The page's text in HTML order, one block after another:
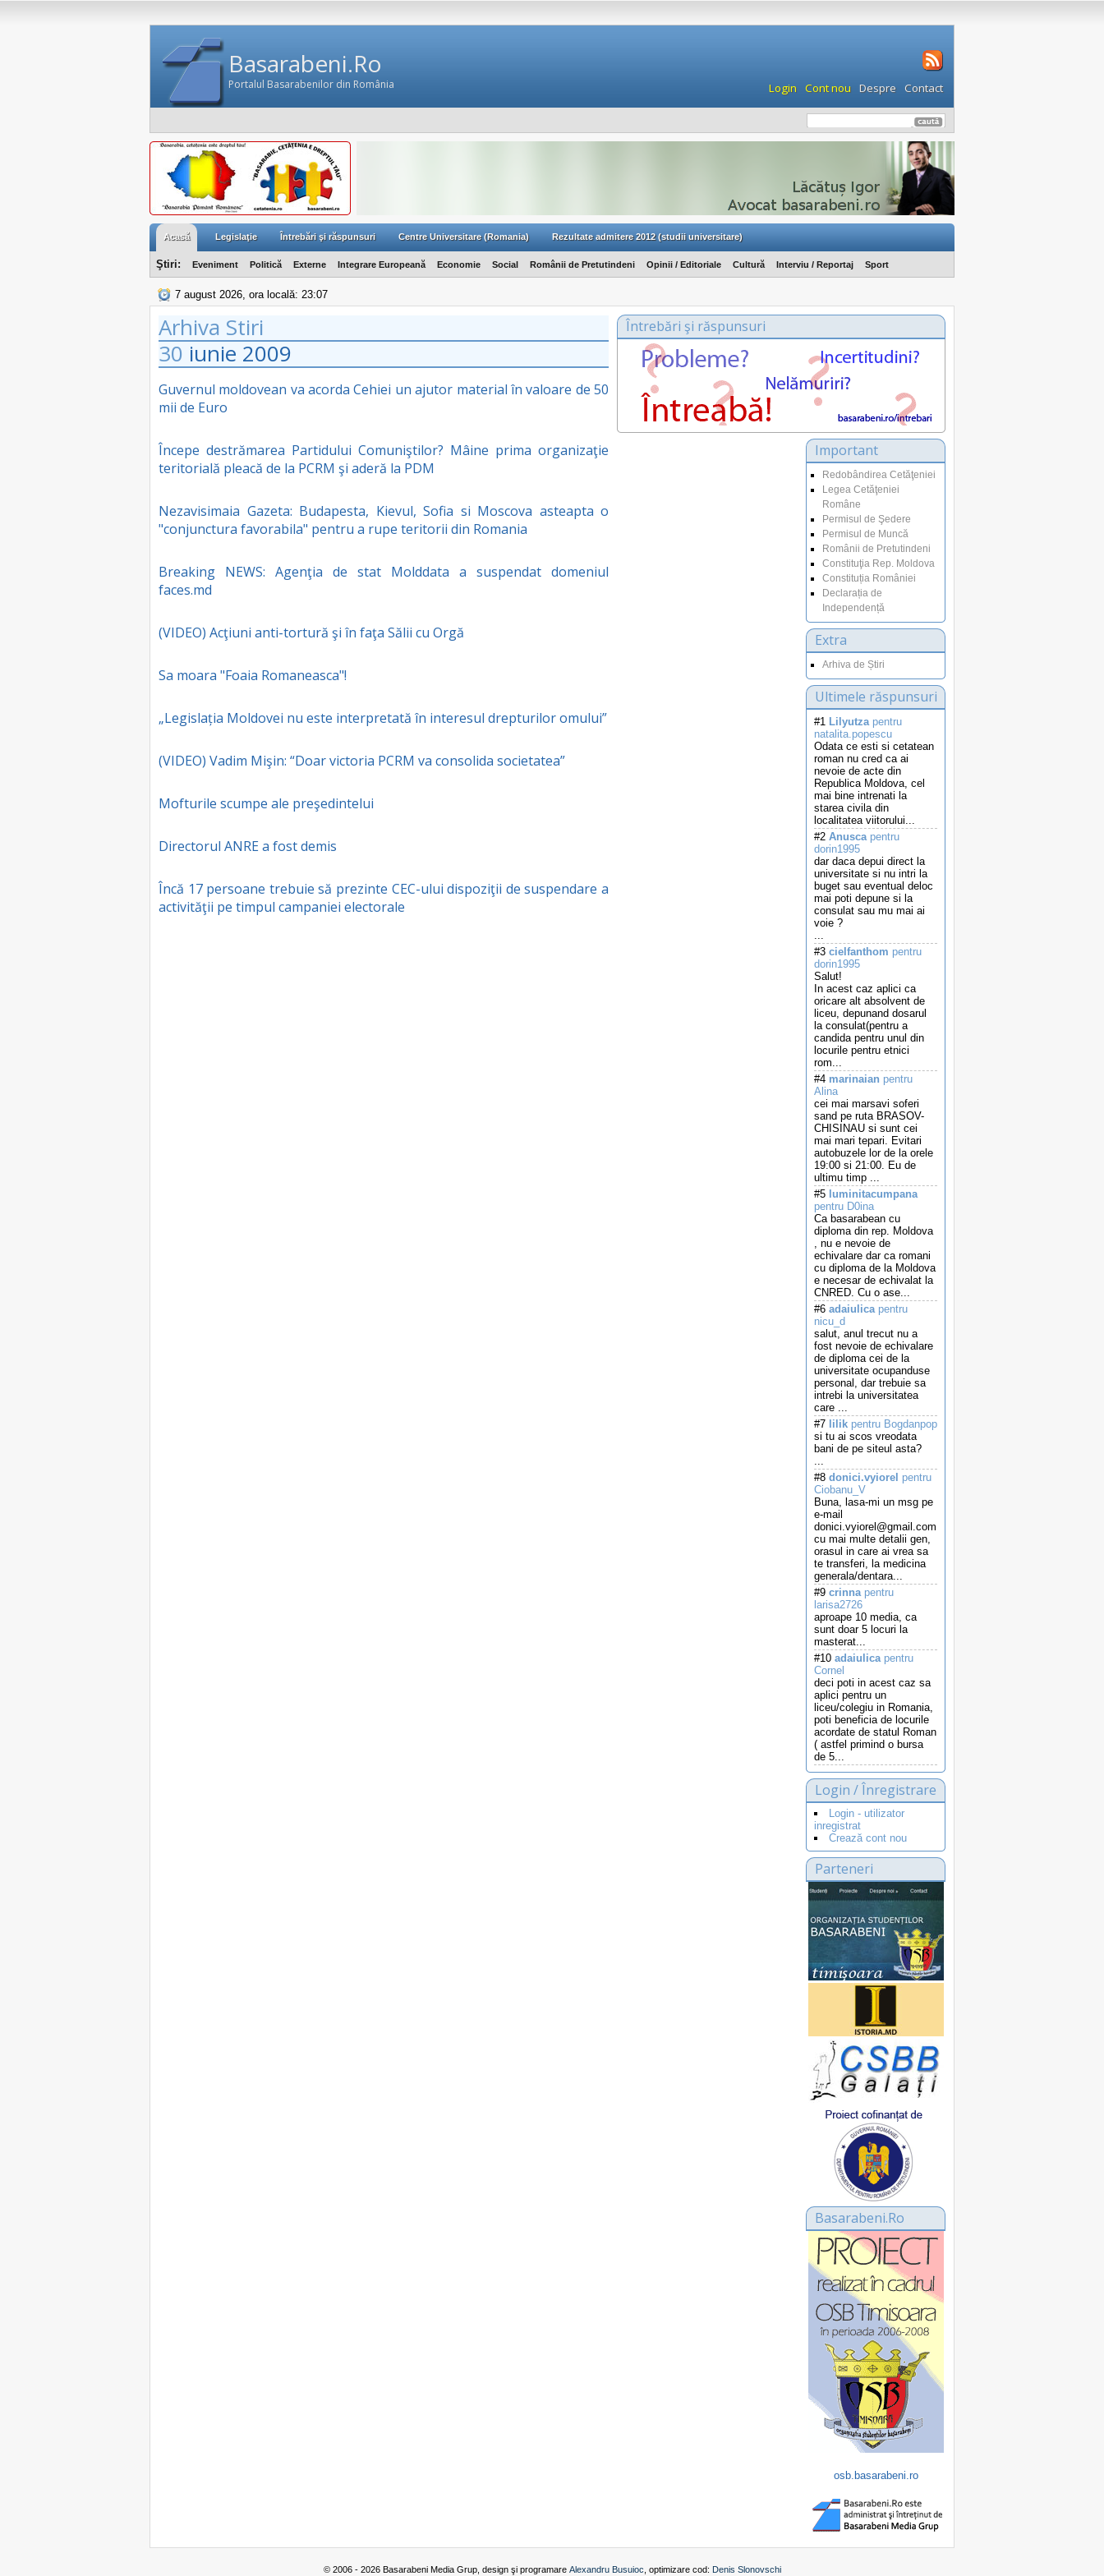
Basarabeni.Ro
Portalul Basarabenilor din România Login Cont nou Despre Contact
Acasă Legislaţie Întrebări şi răspunsuri Centre Universitare (Romania) Rezultate admitere 2012 (studii universitare)
Ştiri: Eveniment Politică Externe Integrare Europeană Economie Social Românii de Pretutindeni Opinii / Editoriale Cultură Interviu / Reportaj Sport
7 august 2026, ora locală: 23:07
Arhiva Stiri
30 iunie 2009
Guvernul moldovean va acorda Cehiei un ajutor material în valoare de 50
mii de Euro
Începe destrămarea Partidului Comuniştilor? Mâine prima organizaţie
teritorială pleacă de la PCRM şi aderă la PDM
Nezavisimaia Gazeta: Budapesta, Kievul, Sofia si Moscova asteapta o
"conjunctura favorabila" pentru a rupe teritorii din Romania
Breaking NEWS: Agenţia de stat Molddata a suspendat domeniul
faces.md
(VIDEO) Acţiuni anti-tortură şi în faţa Sălii cu Orgă
Sa moara "Foaia Romaneasca"!
„Legislația Moldovei nu este interpretată în interesul drepturilor omului”
(VIDEO) Vadim Mişin: “Doar victoria PCRM va consolida societatea”
Mofturile scumpe ale preşedintelui
Directorul ANRE a fost demis
Încă 17 persoane trebuie să prezinte CEC-ului dispoziţii de suspendare a
activităţii pe timpul campaniei electorale
Întrebări şi răspunsuri
Important
Redobândirea Cetăţeniei
Legea Cetăţeniei
Române
Permisul de Şedere
Permisul de Muncă
Românii de Pretutindeni
Constituţia Rep. Moldova
Constituția României
Declarația de
Independență
Extra
Arhiva de Știri
Ultimele răspunsuri
#1 Lilyutzapentru
natalita.popescu
Odata ce esti si cetatean
roman nu cred ca ai
nevoie de acte din
Republica Moldova, cel
mai bine intrenati la
starea civila din
localitatea viitorului...
#2 Anuscapentru
dorin1995
dar daca depui direct la
universitate si nu intri la
buget sau eventual deloc
mai poti depune si la
consulat sau mu mai ai
voie ?
...
#3 cielfanthom pentru
dorin1995
Salut!
In acest caz aplici ca
oricare alt absolvent de
liceu, depunand dosarul
la consulat(pentru a
candida pentru unul din
locurile pentru etnici
rom...
#4 marinaian pentru
Alina
cei mai marsavi soferi
sand pe ruta BRASOV-
CHISINAU si sunt cei
mai mari tepari. Evitari
autobuzele lor de la orele
19:00 si 21:00. Eu de
ultimu timp ...
#5 luminitacumpana
pentru D0ina
Ca basarabean cu
diploma din rep. Moldova
, nu e nevoie de
echivalare dar ca romani
cu diploma de la Moldova
e necesar de echivalat la
CNRED. Cu o ase...
#6 adaiulicapentru
nicu_d
salut, anul trecut nu a
fost nevoie de echivalare
de diploma cei de la
universitate ocupanduse
personal, dar trebuie sa
intrebi la universitatea
care ...
#7 lilik pentru Bogdanpop
si tu ai scos vreodata
bani de pe siteul asta?
...
#8 donici.vyiorel pentru
Ciobanu_V
Buna, lasa-mi un msg pe
e-mail
donici.vyiorel@gmail.com
cu mai multe detalii gen,
orasul in care ai vrea sa
te transferi, la medicina
generala/dentara...
#9 crinnapentru
larisa2726
aproape 10 media, ca
sunt doar 5 locuri la
masterat...
#10 adaiulicapentru
Cornel
deci poti in acest caz sa
aplici pentru un
liceu/colegiu in Romania,
poti beneficia de locurile
acordate de statul Roman
( astfel primind o bursa
de 5...
Login / Înregistrare
Login - utilizator
inregistrat
Crează cont nou
Parteneri
Basarabeni.Ro
osb.basarabeni.ro
© 2006 - 2026 Basarabeni Media Grup, design şi programare Alexandru Busuioc , optimizare cod: Denis Slonovschi